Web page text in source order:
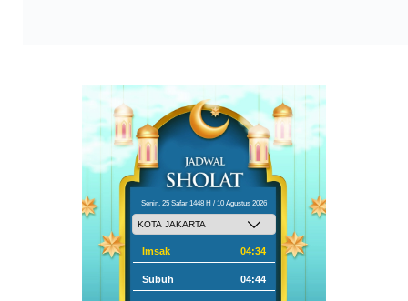
Senin, 25 Safar 1448 H / 10 Agustus 2026
Imsak 04:34
Subuh 04:44